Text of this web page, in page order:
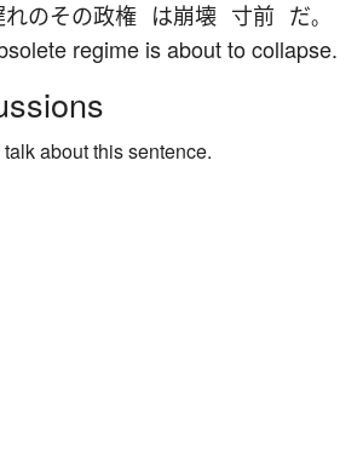
れのその政権 は崩壊 寸前 だ。
regime is about to collapse.
talk about this sentence.